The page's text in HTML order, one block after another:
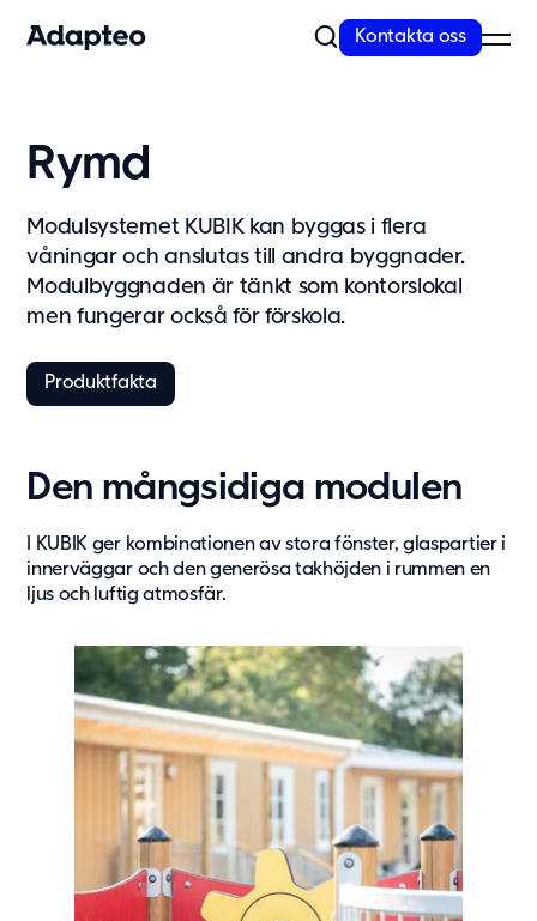
Bygg med flexibel och skalbar teknik
kvalitativa och moderna lösningar...
Läs mer
Modullösningar
Våra lösningar
Skola
Personalboende
Vård & hälsa
Säkerhet & försvar
Fördelar med moduler
Hyresprocessen
Upphandling
Aurora Village
Kontakta oss
Rymd
Modulsystemet KUBIK kan byggas i flera
våningar och anslutas till andra byggnader.
Modulbyggnaden är tänkt som kontorslokal
men fungerar också för förskola.
Produktfakta
Den mångsidiga modulen
I KUBIK ger kombinationen av stora fönster, glaspartier i
innerväggar och den generösa takhöjden i rummen en
ljus och luftig atmosfär.